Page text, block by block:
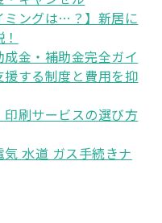
ミングは…？】新居に
成金・補助金完全ガイ
する制度と費用を抑
刷サービスの選び方
水道 ガス手続きナ